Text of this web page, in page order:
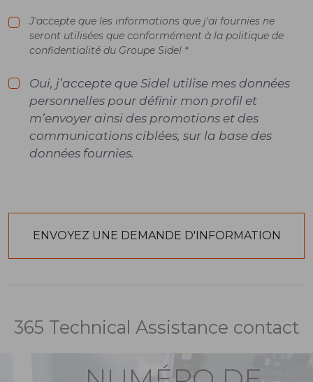
J'accepte que les informations que j'ai fournies ne
seront utilisées que conformément à la politique de
confidentialité du Groupe Sidel *
Oui, j’accepte que Sidel utilise mes données
personnelles pour définir mon profil et
m’envoyer ainsi des promotions et des
communications ciblées, sur la base des
données fournies.
365 Technical Assistance contact